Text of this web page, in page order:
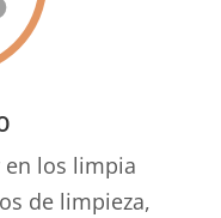
los limpia
de limpieza,